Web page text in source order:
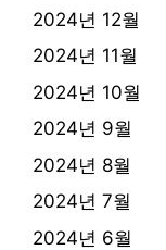
2024년 12월
2024년 11월
2024년 10월
2024년 9월
2024년 8월
2024년 7월
2024년 6월